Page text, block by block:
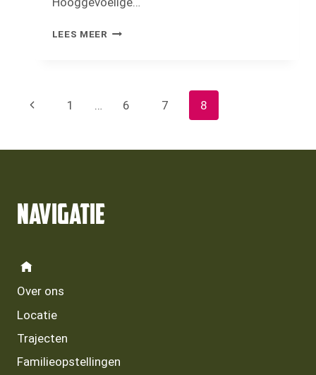
LEES MEER
ANDEREN
Paginanavigatie
Vorige
1 6 7 8
Navigatie
Over ons
Locatie
Trajecten
Familieopstellingen